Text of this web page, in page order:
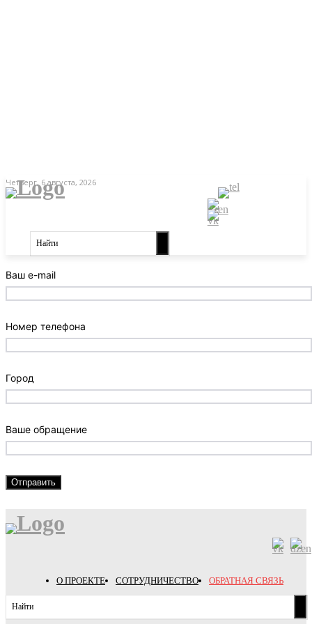
Четверг, 6 августа, 2026
Найти
Ваш e-mail
Номер телефона
Город
Ваше обращение
Отправить
О ПРОЕКТЕ СОТРУДНИЧЕСТВО ОБРАТНАЯ СВЯЗЬ
Найти